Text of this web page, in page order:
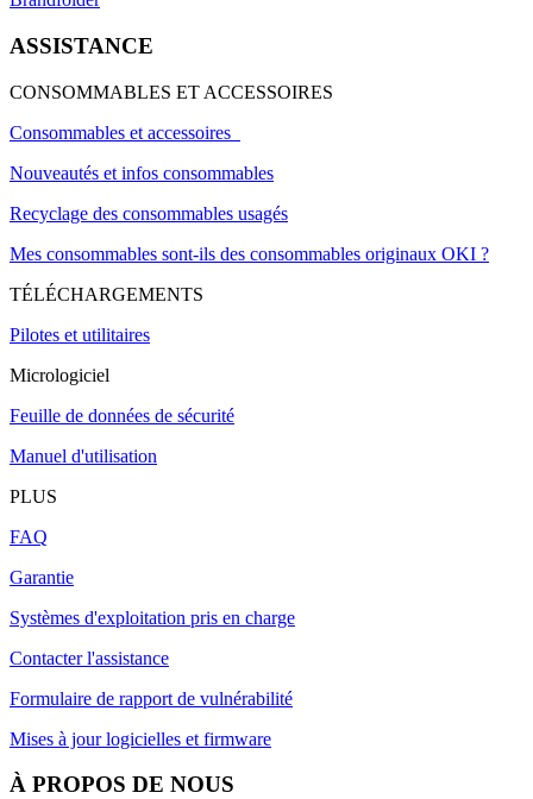
ASSISTANCE
CONSOMMABLES ET ACCESSOIRES
Consommables et accessoires
Nouveautés et infos consommables
Recyclage des consommables usagés
Mes consommables sont-ils des consommables originaux OKI ?
TÉLÉCHARGEMENTS
Pilotes et utilitaires
Micrologiciel
Feuille de données de sécurité
Manuel d'utilisation
PLUS
FAQ
Garantie
Systèmes d'exploitation pris en charge
Contacter l'assistance
Formulaire de rapport de vulnérabilité
Mises à jour logicielles et firmware
À PROPOS DE NOUS